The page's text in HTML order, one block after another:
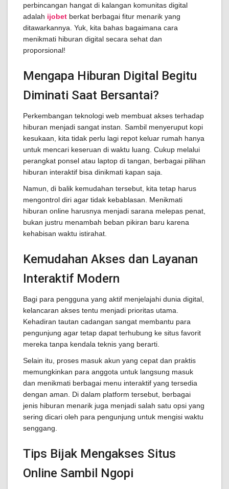
perbincangan hangat di kalangan komunitas digital
adalah ijobet berkat berbagai fitur menarik yang
ditawarkannya. Yuk, kita bahas bagaimana cara
menikmati hiburan digital secara sehat dan
proporsional!
Mengapa Hiburan Digital Begitu
Diminati Saat Bersantai?
Perkembangan teknologi web membuat akses terhadap
hiburan menjadi sangat instan. Sambil menyeruput kopi
kesukaan, kita tidak perlu lagi repot keluar rumah hanya
untuk mencari keseruan di waktu luang. Cukup melalui
perangkat ponsel atau laptop di tangan, berbagai pilihan
hiburan interaktif bisa dinikmati kapan saja.
Namun, di balik kemudahan tersebut, kita tetap harus
mengontrol diri agar tidak kebablasan. Menikmati
hiburan online harusnya menjadi sarana melepas penat,
bukan justru menambah beban pikiran baru karena
kehabisan waktu istirahat.
Kemudahan Akses dan Layanan
Interaktif Modern
Bagi para pengguna yang aktif menjelajahi dunia digital,
kelancaran akses tentu menjadi prioritas utama.
Kehadiran tautan cadangan sangat membantu para
pengunjung agar tetap dapat terhubung ke situs favorit
mereka tanpa kendala teknis yang berarti.
Selain itu, proses masuk akun yang cepat dan praktis
memungkinkan para anggota untuk langsung masuk
dan menikmati berbagai menu interaktif yang tersedia
dengan aman. Di dalam platform tersebut, berbagai
jenis hiburan menarik juga menjadi salah satu opsi yang
sering dicari oleh para pengunjung untuk mengisi waktu
senggang.
Tips Bijak Mengakses Situs
Online Sambil Ngopi